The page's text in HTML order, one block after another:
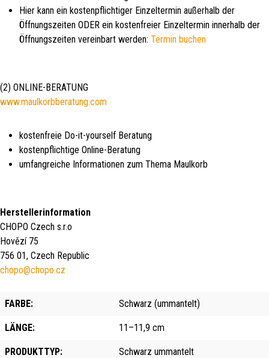
Hier kann ein kostenpflichtiger Einzeltermin außerhalb der
Öffnungszeiten ODER ein kostenfreier Einzeltermin innerhalb der
Öffnungszeiten vereinbart werden: Termin buchen
(2) ONLINE-BERATUNG
www.maulkorbberatung.com
kostenfreie Do-it-yourself Beratung
kostenpflichtige Online-Beratung
umfangreiche Informationen zum Thema Maulkorb
Herstellerinformation
CHOPO Czech s.r.o
Hovězí 75
756 01, Czech Republic
chopo@chopo.cz
FARBE: Schwarz (ummantelt)
LÄNGE: 11–11,9 cm
PRODUKTTYP: Schwarz ummantelt